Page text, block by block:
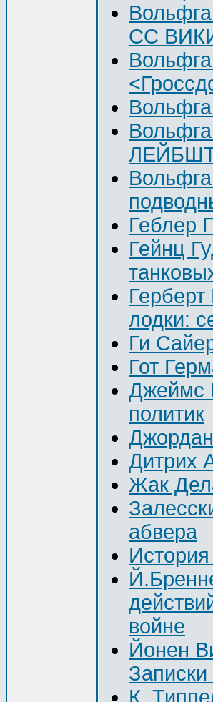
СС
Геблер
Гейнц
лодки:
Ги
Гот
Джеймс
политик
Дитрих
Жак
абвера
войне
Йонен
Записки
К.